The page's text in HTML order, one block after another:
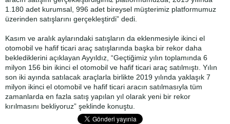
1.180 adet kurumsal, 996 adet bireysel müşterimiz platformumuz
üzerinden satışlarını gerçekleştirdi” dedi.
Kasım ve aralık aylarındaki satışların da eklenmesiyle ikinci el
otomobil ve hafif ticari araç satışlarında başka bir rekor daha
beklediklerini açıklayan Ayyıldız, “Geçtiğimiz yılın toplamında 6
milyon 156 bin ikinci el otomobil ve hafif ticari araç satılmıştı. Yılın
son iki ayında satılacak araçlarla birlikte 2019 yılında yaklaşık 7
milyon ikinci el otomobil ve hafif ticari aracın satılmasıyla tüm
zamanlarda en fazla satış yapılan yıl olarak yeni bir rekor
kırılmasını bekliyoruz” şeklinde konuştu.